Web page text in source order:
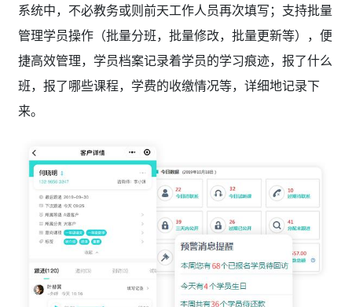
系统中，不必教务或则前天工作人员再次填写；支持批量
管理学员操作（批量分班，批量修改，批量更新等），便
捷高效管理，学员档案记录着学员的学习痕迹，报了什么
班，报了哪些课程，学费的收缴情况等，详细地记录下
来。